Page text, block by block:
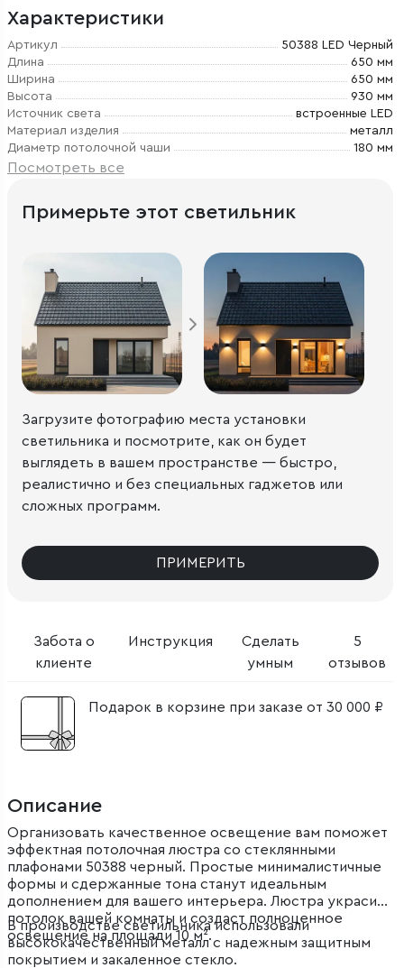
Характеристики
Артикул
50388 LED Черный
Длина
650 мм
Ширина
650 мм
Высота
930 мм
Источник света
встроенные LED
Материал изделия
металл
Диаметр потолочной чаши
180 мм
Посмотреть все
Забота о
клиенте
Инструкция
Сделать
умным
5
отзывов
Подарок в корзине при заказе от 30 000 ₽
Примерьте этот светильник
Загрузите фотографию места установки
светильника и посмотрите, как он будет
выглядеть в вашем пространстве — быстро,
реалистично и без специальных гаджетов или
сложных программ.
ПРИМЕРИТЬ
Описание
Организовать качественное освещение вам поможет
эффектная потолочная люстра со стеклянными
плафонами 50388 черный. Простые минималистичные
формы и сдержанные тона станут идеальным
дополнением для вашего интерьера. Люстра украсит
потолок вашей комнаты и создаст полноценное
освещение на площади 10 м².
В производстве светильника использовали
высококачественный металл с надежным защитным
покрытием и закаленное стекло.